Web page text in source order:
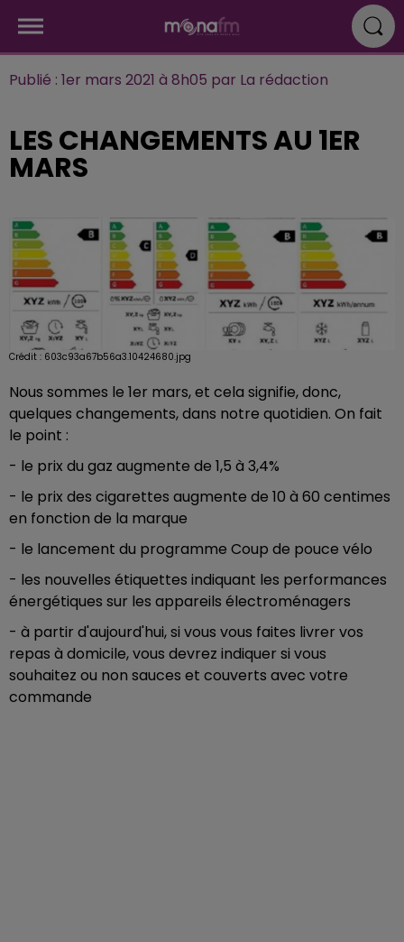
Publié : 1er mars 2021 à 8h05 par La rédaction
LES CHANGEMENTS AU 1ER
MARS
Crédit : 603c93a67b56a3.10424680.jpg
Nous sommes le 1er mars, et cela signifie, donc,
quelques changements, dans notre quotidien. On fait
le point :
- le prix du gaz augmente de 1,5 à 3,4%
- le prix des cigarettes augmente de 10 à 60 centimes
en fonction de la marque
- le lancement du programme Coup de pouce vélo
- les nouvelles étiquettes indiquant les performances
énergétiques sur les appareils électroménagers
- à partir d'aujourd'hui, si vous vous faites livrer vos
repas à domicile, vous devrez indiquer si vous
souhaitez ou non sauces et couverts avec votre
commande